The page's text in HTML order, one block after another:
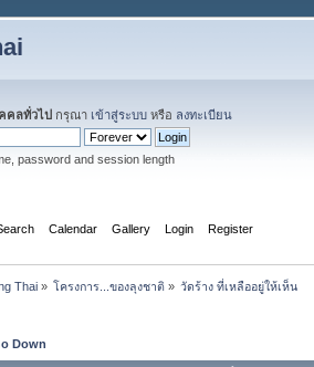
คลทั่วไป กรุณา เข้าสู่ระบบ หรือ ลงทะเบียน
password and session length
Calendar Gallery Login Register
Thai» โครงการ...ของลุงชาติ» วัดร้าง ที่เหลืออยู่ให้เห็น
Down